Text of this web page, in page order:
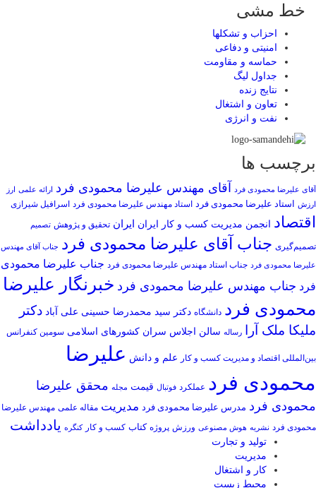
خط مشی
احزاب و تشکلها
امنیتی و دفاعی
حماسه و مقاومت
جداول لیگ
نتایج زنده
تعاون و اشتغال
نفت و انرژی
برچسب ها
آقای علیرضا محمودی فرد آقای مهندس علیرضا محمودی فرد ارائه علمی ارز
ارزش استاد علیرضا محمودی فرد استاد مهندس علیرضا محمودی فرد اسرافیل شیرازی
اقتصاد انجمن مدیریت کسب و کار ایران ایران تحقیق و پژوهش تصمیم
تصمیم‌گیری جناب آقای علیرضا محمودی فرد جناب آقای مهندس
علیرضا محمودی فرد جناب استاد مهندس علیرضا محمودی فرد جناب علیرضا محمودی
فرد جناب مهندس علیرضا محمودی فرد خبرنگار علیرضا
محمودی فرد دانشگاه دکتر سید محمدرضا حسینی علی آباد دکتر
ملیکا ملک آرا
رساله سالن اجلاس سران کشورهای اسلامی سومین کنفرانس
بین‌المللی اقتصاد و مدیریت کسب و کار علم و دانش علیرضا
محمودی فرد عملکرد فوتبال قیمت مجله محقق علیرضا
محمودی فرد مدرس علیرضا محمودی فرد مدیریت مقاله علمی مهندس علیرضا
محمودی فرد نشریه هوش مصنوعی ورزش پروژه کتاب کسب و کار کنگره یادداشت
تولید و تجارت
مدیریت
کار و اشتغال
محیط زیست